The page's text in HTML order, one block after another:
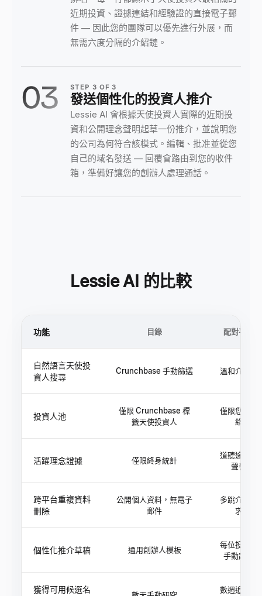
近期投資、證據連結和經驗證的直接電子郵
件 — 因此您的團隊可以優先進行外展，而
無需六度分隔的介紹鏈。
03 STEP 3 OF3
發送個性化的投資人推介
Lessie AI 會根據天使投資人實際的近期投
資和公開理念聲明起草一份推介，並說明您
的公司為何符合該模式。編輯、批准並從您
自己的域名發送 — 回覆會路由到您的收件
箱，準備好讓您的創辦人處理通話。
Lessie AI 的比較
功能 目錄 配對平台
自然語言天使投
資人搜尋
Crunchbase 手動篩選 溫和介紹鏈
投資人池
僅限 Crunchbase 標
籤天使投資人
僅限您的網
絡
活躍理念證據 僅限終身統計
道聽途說的
聲譽
跨平台重複資料
刪除
公開個人資料，無電子
郵件
多跳介紹請
求
個性化推介草稿 通用創辦人模板
每位投資人
手動起草
獲得可用候選名
數週追逐介